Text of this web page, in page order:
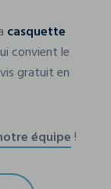
casquette
convient le
gratuit en
équipe!